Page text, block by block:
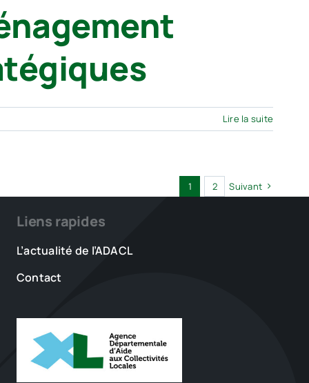
Lire la suite
1 2 Suivant
Liens rapides
L’actualité de l’ADACL
Contact